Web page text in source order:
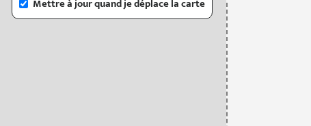
Mettre à jour quand je déplace la carte